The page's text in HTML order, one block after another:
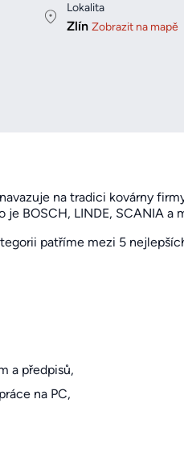
Lokalita
Zlín Zobrazit na mapě
na tradici kovárny
BOSCH, LINDE, SCANIA a
patříme mezi 5
a předpisů,
na PC,